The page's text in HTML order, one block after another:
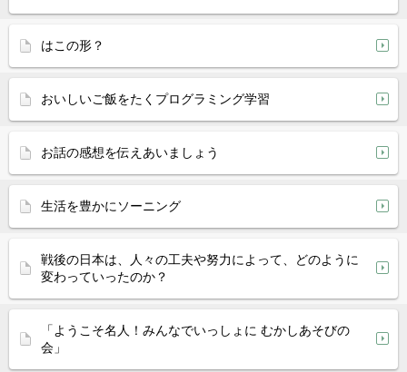
はこの形？
おいしいご飯をたくプログラミング学習
お話の感想を伝えあいましょう
生活を豊かにソーニング
戦後の日本は、人々の工夫や努力によって、どのように
変わっていったのか？
「ようこそ名人！みんなでいっしょに むかしあそびの
会」